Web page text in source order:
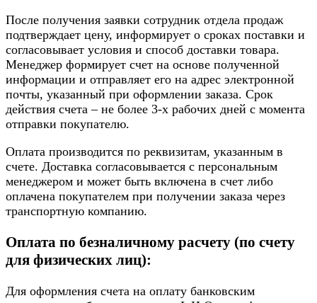
После получения заявки сотрудник отдела продаж
подтверждает цену, информирует о сроках поставки и
согласовывает условия и способ доставки товара.
Менеджер формирует счет на основе полученной
информации и отправляет его на адрес электронной
почты, указанный при оформлении заказа. Срок
действия счета – не более 3-х рабочих дней с момента
отправки покупателю.
Оплата производится по реквизитам, указанным в
счете. Доставка согласовывается с персональным
менеджером и может быть включена в счет либо
оплачена покупателем при получении заказа через
транспортную компанию.
Оплата по безналичному расчету (по счету
для физических лиц):
Для оформления счета на оплату банковским